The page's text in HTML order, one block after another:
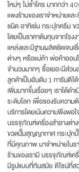
ใหม่ๆ ไม่ซ้ำใคร มากกว่า
แพงร้านของเราจำหน่ายแ
ชนิด อาทิเช่น กระปุกครีม ข
โดยเป็นราคาต้นทุนจากโรง
แหล่งและมีฐานผลิตชัดเจน
ต่างๆ หรือแม่ค้า พ่อค้าออน
จำนวนมากๆ ซื้อเยอะมีส่วน
ลูกค้าเป็นอันดับ 1 การันตีไ
เพิ่มมากขึ้นเรื่อยๆ เราได้
ระดับโลก เพื่อรองรับความ
บริการโดยเน้นความพึงพอ
บรรจุภัณฑ์เครื่องสำอางต่า
ขวดปั๊มสุญญากาศ กระปุก
ที่มีคุณภาพ มาจำหน่ายในรา
ร้านของเรามี บรรจุภัณฑ์เค
มีรูปแบบที่ทันสมัย ดีไซน์ที่ส